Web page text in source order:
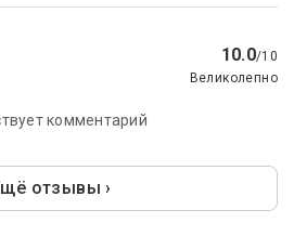
10.0/10
Великолепно
комментарий
отзывы ›